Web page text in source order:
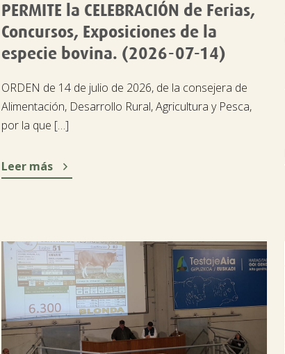
PERMITE la CELEBRACIÓN de Ferias,
Concursos, Exposiciones de la
especie bovina. (2026-07-14)
ORDEN de 14 de julio de 2026, de la consejera de
Alimentación, Desarrollo Rural, Agricultura y Pesca,
por la que […]
Leer más 